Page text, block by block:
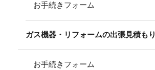
お手続きフォーム
ガス機器・リフォームの出張見積もり
お手続きフォーム